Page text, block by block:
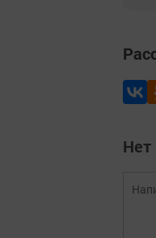
Нет